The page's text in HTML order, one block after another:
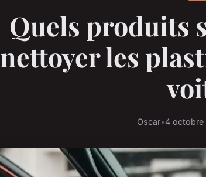
Quels produits
nettoyer les
Oscar•4 octobre